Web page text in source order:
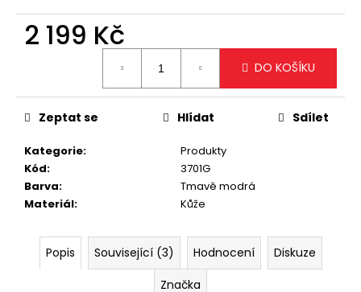
2 199 Kč
DO KOŠÍKU
Kategorie:
Produkty
Kód:
3701G
Barva:
Tmavě modrá
Materiál: Kůže
Zeptat se Hlídat Sdílet
Popis Související (3) Hodnocení
Diskuze
Značka
u
j
e
m
e
KRÉMOVÁ
PODLOUHLÁ
RAMENO